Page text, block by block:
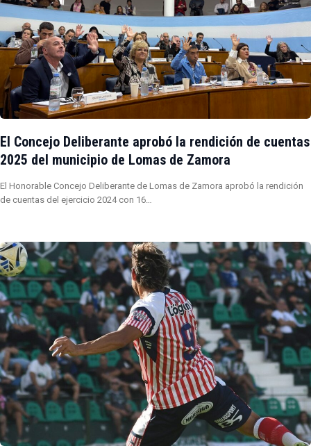
El Concejo Deliberante aprobó la rendición de cuentas
2025 del municipio de Lomas de Zamora
El Honorable Concejo Deliberante de Lomas de Zamora aprobó la rendición
de cuentas del ejercicio 2024 con 16…